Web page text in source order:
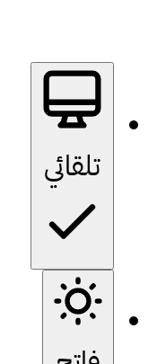
تلقائي